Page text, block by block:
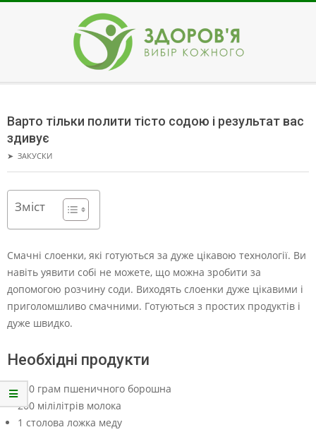
ЗДОРОВ'Я
Menu
Варто тільки полити тісто содою і результат вас
здивує
➤ ЗАКУСКИ
Зміст
Смачні слоенки, які готуються за дуже цікавою технології. Ви
навіть уявити собі не можете, що можна зробити за
допомогою розчину соди. Виходять слоенки дуже цікавими і
приголомшливо смачними. Готуються з простих продуктів і
дуже швидко.
Необхідні продукти
450 грам пшеничного борошна
200 мілілітрів молока
1 столова ложка меду